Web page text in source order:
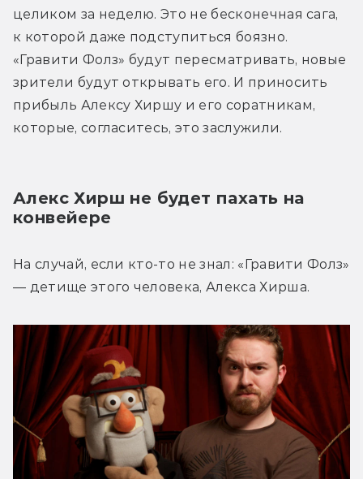
целиком за неделю. Это не бесконечная сага,
к которой даже подступиться боязно.
«Гравити Фолз» будут пересматривать, новые
зрители будут открывать его. И приносить
прибыль Алексу Хиршу и его соратникам,
которые, согласитесь, это заслужили.
Алекс Хирш не будет пахать на
конвейере
На случай, если кто-то не знал: «Гравити Фолз»
— детище этого человека, Алекса Хирша.